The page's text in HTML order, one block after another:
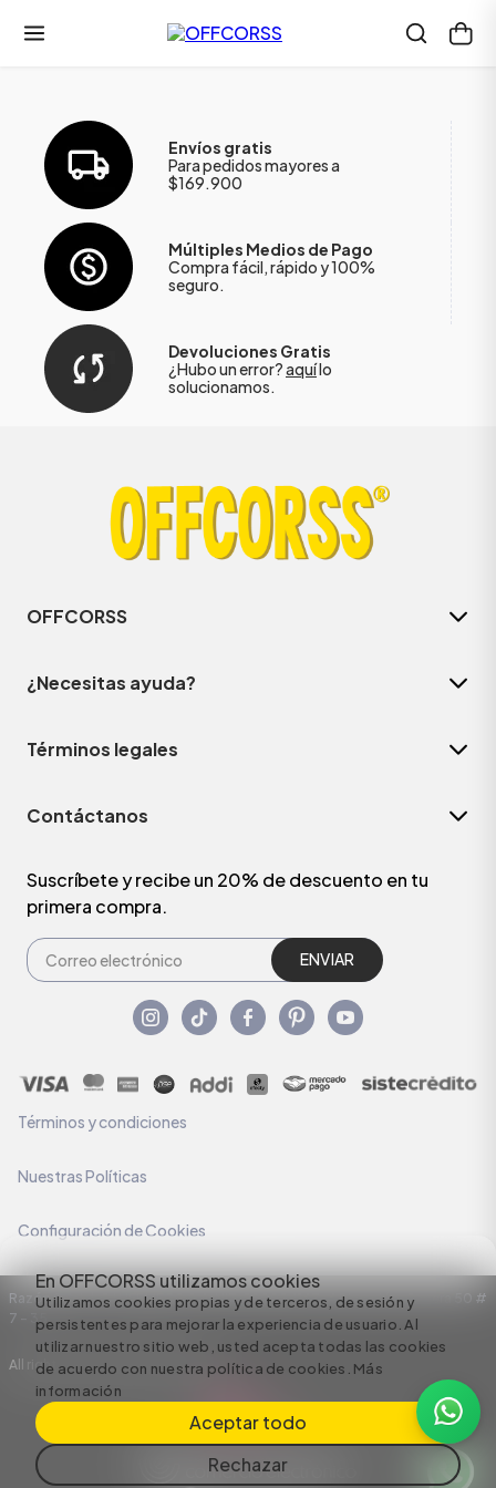
En OFFCORSS utilizamos cookies
Utilizamos cookies propias y de terceros, de sesión y
persistentes para mejorar la experiencia de usuario. Al
utilizar nuestro sitio web, usted acepta todas las cookies
de acuerdo con nuestra política de cookies. Más
información
Aceptar todo
Rechazar
Envíos gratis
Para pedidos mayores a
$169.900
Múltiples Medios de Pago
Compra fácil, rápido y 100%
seguro.
Devoluciones Gratis
¿Hubo un error?aquílo
solucionamos.
OFFCORSS
¿Necesitas ayuda?
Términos legales
Contáctanos
Suscríbete y recibe un 20% de descuento en tu
primera compra.
ENVIAR
Términos y condiciones
Nuestras Políticas
Configuración de Cookies
Razón Social: C.I HERMECO S.A. NIT: 890924167-6 Dirección: Carrera 50 #
7 – 35
All rights reserved empowered by